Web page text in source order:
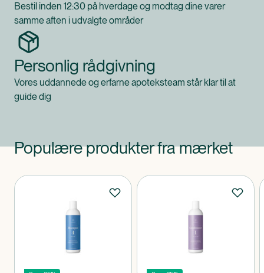
Bestil inden 12:30 på hverdage og modtag dine varer
samme aften i udvalgte områder
Personlig rådgivning
Vores uddannede og erfarne apoteksteam står klar til at
guide dig
Populære produkter fra mærket
Produkter